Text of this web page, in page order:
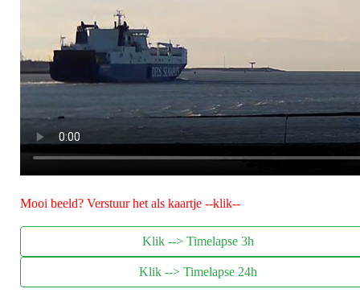
Mooi beeld? Verstuur het als kaartje --klik--
Klik --> Timelapse 3h
Klik --> Timelapse 24h